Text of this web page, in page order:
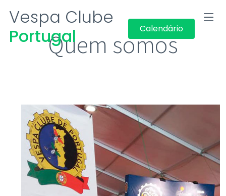
Vespa Clube
Portugal
Calendário
Quem somos